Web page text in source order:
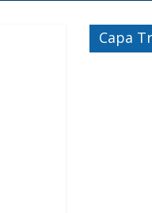
Capa